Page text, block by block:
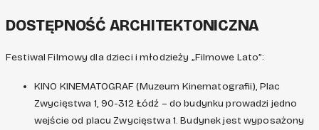
DOSTĘPNOŚĆ ARCHITEKTONICZNA
Festiwal Filmowy dla dzieci i młodzieży „Filmowe Lato”:
KINO KINEMATOGRAF (Muzeum Kinematografii), Plac
Zwycięstwa 1, 90-312 Łódź – do budynku prowadzi jedno
wejście od placu Zwycięstwa 1. Budynek jest wyposażony